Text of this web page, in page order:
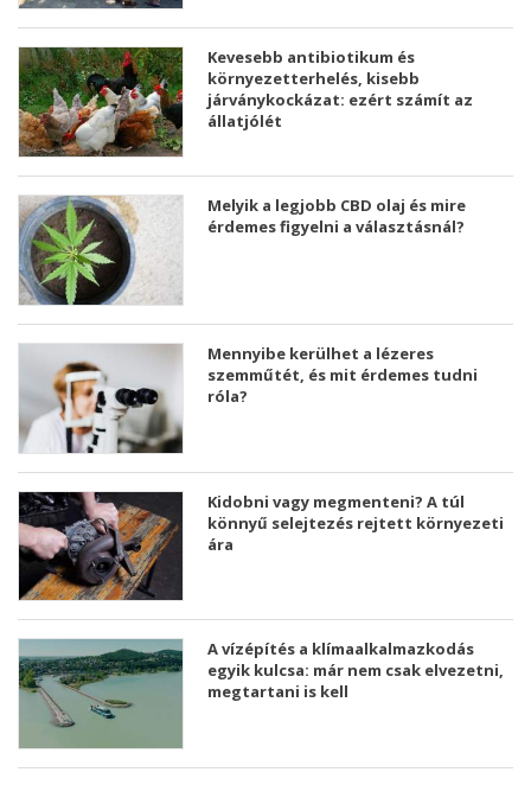
Kevesebb antibiotikum és
környezetterhelés, kisebb
járványkockázat: ezért számít az
állatjólét
Melyik a legjobb CBD olaj és mire
érdemes figyelni a választásnál?
Mennyibe kerülhet a lézeres
szemműtét, és mit érdemes tudni
róla?
Kidobni vagy megmenteni? A túl
könnyű selejtezés rejtett környezeti
ára
A vízépítés a klímaalkalmazkodás
egyik kulcsa: már nem csak elvezetni,
megtartani is kell